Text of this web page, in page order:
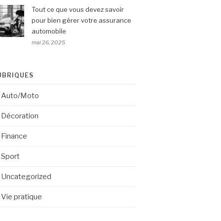
Tout ce que vous devez savoir
pour bien gérer votre assurance
automobile
mai 26, 2025
Auto/Moto
Décoration
Finance
Sport
Uncategorized
Vie pratique